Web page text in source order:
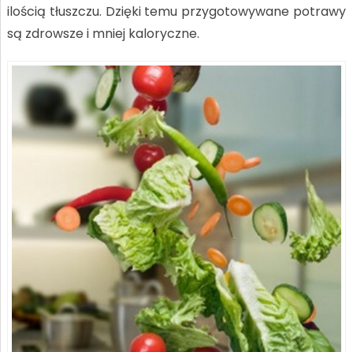
ilością tłuszczu. Dzięki temu przygotowywane potrawy
są zdrowsze i mniej kaloryczne.